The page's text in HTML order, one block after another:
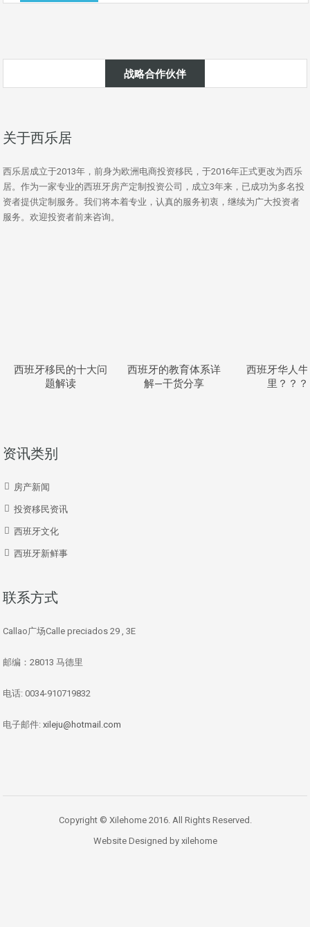
战略合作伙伴
关于西乐居
西乐居成立于2013年，前身为欧洲电商投资移民，于2016年正式更改为西乐
居。作为一家专业的西班牙房产定制投资公司，成立3年来，已成功为多名投
资者提供定制服务。我们将本着专业，认真的服务初衷，继续为广大投资者
服务。欢迎投资者前来咨询。
西班牙移民的十大问
题解读
西班牙的教育体系详
解—干货分享
西班牙华人
里？？？
资讯类别
房产新闻
投资移民资讯
西班牙文化
西班牙新鲜事
联系方式
Callao广场Calle preciados 29 , 3E
邮编：28013 马德里
电话: 0034-910719832
电子邮件: xileju@hotmail.com
Copyright © Xilehome 2016. All Rights Reserved.
Website Designed by xilehome